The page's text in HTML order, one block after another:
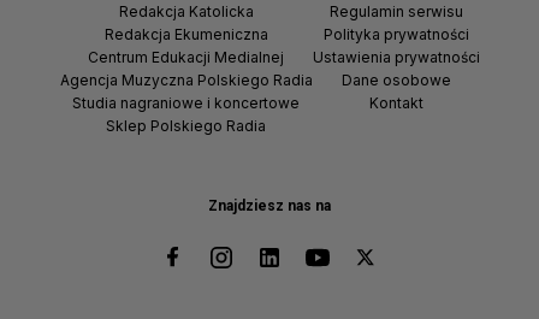
Znajdziesz nas na
Redakcja Katolicka
Redakcja Ekumeniczna
Centrum Edukacji Medialnej
Agencja Muzyczna Polskiego Radia
Studia nagraniowe i koncertowe
Sklep Polskiego Radia
Regulamin serwisu
Polityka prywatności
Ustawienia prywatności
Dane osobowe
Kontakt